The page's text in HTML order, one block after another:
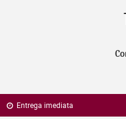
Entrega imediata